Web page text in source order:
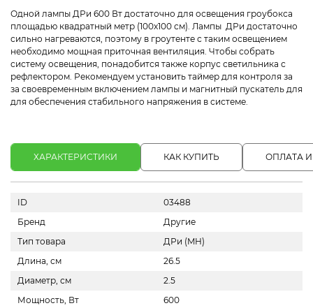
Одной лампы ДРи 600 Вт достаточно для освещения гроубокса
площадью квадратный метр (100х100 см). Лампы ДРи достаточно
сильно нагреваются, поэтому в гроутенте с таким освещением
необходимо мощная приточная вентиляция. Чтобы собрать
систему освещения, понадобится также корпус светильника с
рефлектором. Рекомендуем установить таймер для контроля за
за своевременным включением лампы и магнитный пускатель для
для обеспечения стабильного напряжения в системе.
ХАРАКТЕРИСТИКИ КАК КУПИТЬ ОПЛАТА
ID
03488
Бренд
Другие
Тип товара
ДРи (MH)
Длина, см
26.5
Диаметр, см
2.5
Мощность, Вт
600